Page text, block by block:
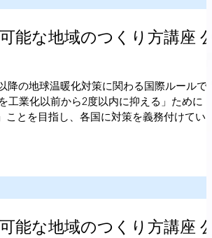
能な地域のつくり方講座 公
の地球温暖化対策に関わる国際ルールで、
工業化以前から2度以内に抑える」ために
とを目指し、各国に対策を義務付けていま
能な地域のつくり方講座 公